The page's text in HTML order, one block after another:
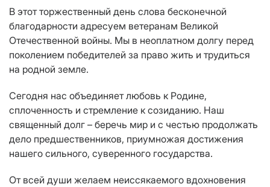
В этот торжественный день слова бесконечной
благодарности адресуем ветеранам Великой
Отечественной войны. Мы в неоплатном долгу перед
поколением победителей за право жить и трудиться
на родной земле.
Сегодня нас объединяет любовь к Родине,
сплоченность и стремление к созиданию. Наш
священный долг – беречь мир и с честью продолжать
дело предшественников, приумножая достижения
нашего сильного, суверенного государства.
От всей души желаем неиссякаемого вдохновения